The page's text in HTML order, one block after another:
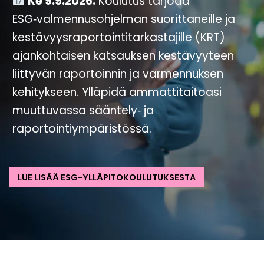
ESG‑valmennusohjelman suorittaneille ja
kestävyysraportointitarkastajille (KRT)
ajankohtaisen katsauksen kestävyyteen
liittyvän raportoinnin ja varmennuksen
kehitykseen. Ylläpidä ammattitaitoasi
muuttuvassa sääntely‑ ja
raportointiympäristössä.
LUE LISÄÄ ESG-YLLÄPITOKOULUTUKSESTA